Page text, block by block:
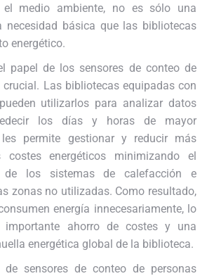
el medio ambiente, no es sólo una
necesidad básica que las bibliotecas
energético.
papel de los sensores de conteo de
crucial. Las bibliotecas equipadas con
utilizarlos para analizar datos
los días y horas de mayor
permite gestionar y reducir más
costes energéticos minimizando el
de los sistemas de calefacción e
zonas no utilizadas. Como resultado,
energía innecesariamente, lo
importante ahorro de costes y una
energética global de la biblioteca.
sensores de conteo de personas